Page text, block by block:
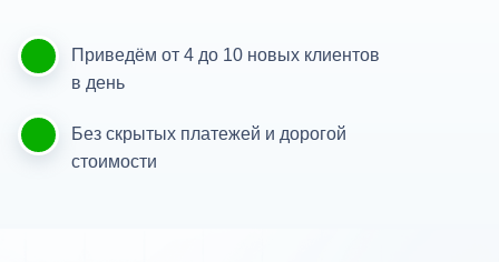
Приведём от 4 до 10 новых клиентов
в день
Без скрытых платежей и дорогой
стоимости